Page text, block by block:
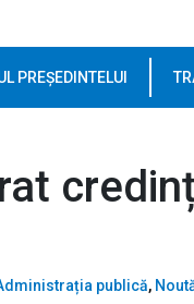
PREȘEDINTELUI
publică,